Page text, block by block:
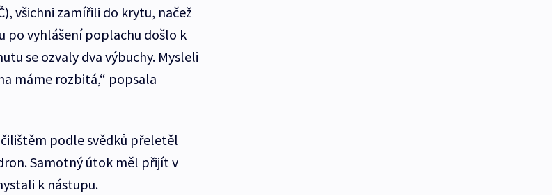
všichni zamířili do krytu, načež
po vyhlášení poplachu došlo k
se ozvaly dva výbuchy. Mysleli
máme rozbitá,“ popsala
podle svědků přeletěl
Samotný útok měl přijít v
k nástupu.